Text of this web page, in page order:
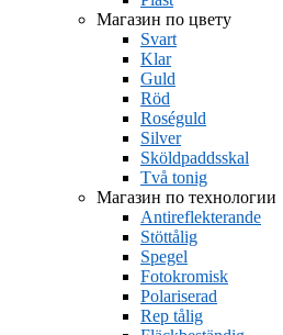
Магазин по цвету
Svart
Klar
Guld
Röd
Roséguld
Silver
Sköldpaddsskal
Två tonig
Магазин по технологии
Antireflekterande
Stöttålig
Spegel
Fotokromisk
Polariserad
Rep tålig